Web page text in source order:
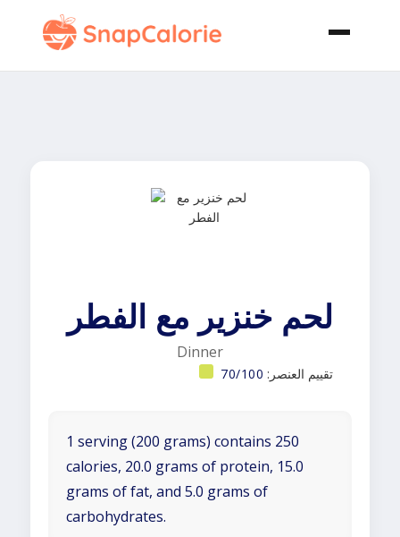
لحم خنزير مع الفطر
Dinner
تقييم العنصر: 70/100
1 serving (200 grams) contains 250
calories, 20.0 grams of protein, 15.0
grams of fat, and 5.0 grams of
carbohydrates.